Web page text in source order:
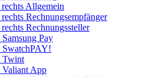
Allgemein
Rechnungsempfänger
Rechnungssteller
Samsung Pay
SwatchPAY!
Twint
Valiant App